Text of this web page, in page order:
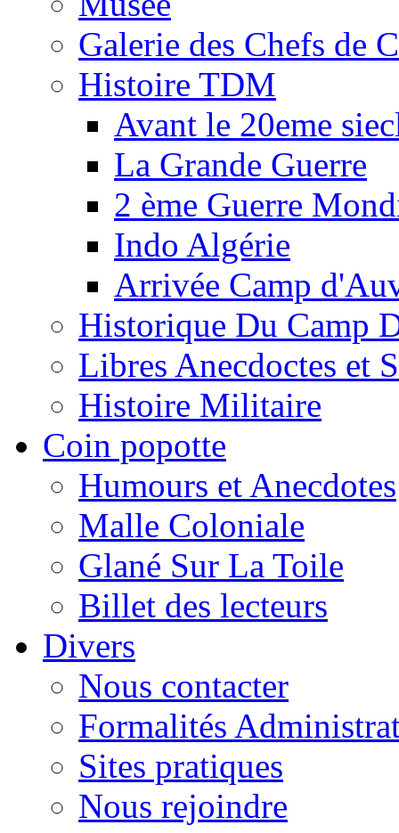
Galerie des Chefs de
Histoire TDM
Avant le 20eme
La Grande Guerre
2 ème Guerre
Indo Algérie
Arrivée Camp
Historique Du Camp
Libres Anecdoctes et
Histoire Militaire
Coin popotte
Humours et Anecdotes
Malle Coloniale
Glané Sur La Toile
Billet des lecteurs
Divers
Nous contacter
Formalités
Sites pratiques
Nous rejoindre